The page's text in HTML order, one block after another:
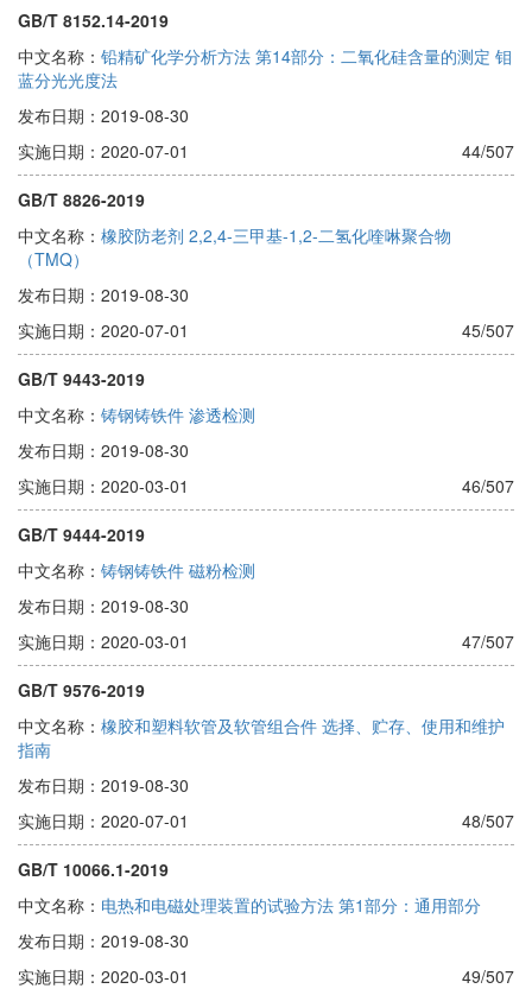
GB/T 8152.14-2019
中文名称： 铅精矿化学分析方法 第14部分：二氧化硅含量的测定 钼
蓝分光光度法
发布日期：2019-08-30
实施日期：2020-07-01
44/507
GB/T 8826-2019
中文名称： 橡胶防老剂 2,2,4-三甲基-1,2-二氢化喹啉聚合物
（TMQ）
发布日期：2019-08-30
实施日期：2020-07-01
45/507
GB/T 9443-2019
中文名称： 铸钢铸铁件 渗透检测
发布日期：2019-08-30
实施日期：2020-03-01
46/507
GB/T 9444-2019
中文名称： 铸钢铸铁件 磁粉检测
发布日期：2019-08-30
实施日期：2020-03-01
47/507
GB/T 9576-2019
中文名称： 橡胶和塑料软管及软管组合件 选择、贮存、使用和维护
指南
发布日期：2019-08-30
实施日期：2020-07-01
48/507
GB/T 10066.1-2019
中文名称： 电热和电磁处理装置的试验方法 第1部分：通用部分
发布日期：2019-08-30
实施日期：2020-03-01
49/507